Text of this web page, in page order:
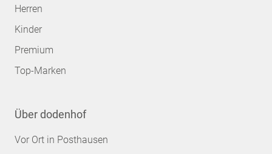
Herren
Kinder
Premium
Top-Marken
Über dodenhof
Vor Ort in Posthausen